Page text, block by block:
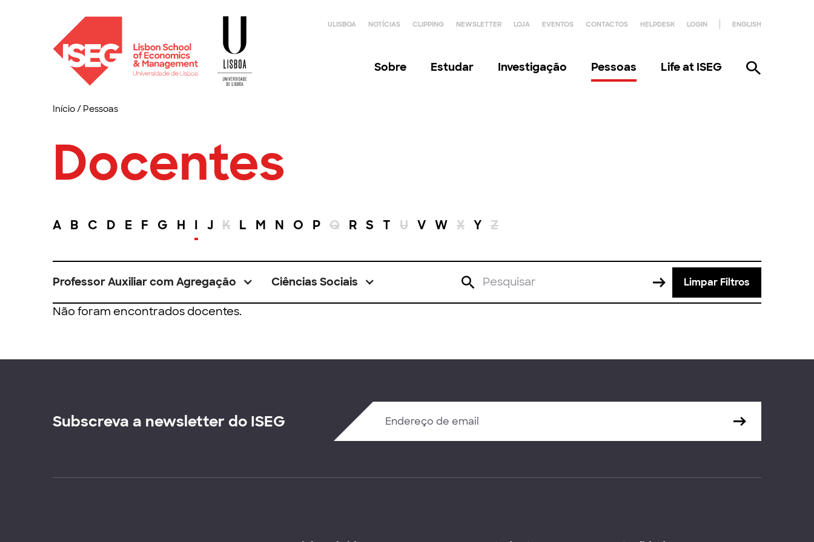
ULISBOA NOTÍCIAS CLIPPING NEWSLETTER LOJA EVENTOS CONTACTOS HELPDESK LOGIN ENGLISH
Sobre Estudar Investigação Pessoas Life at ISEG
Início/ Pessoas
Docentes
A B C D E F G H I J K L M N O P Q R S T U V W X Y Z
Professor Auxiliar com Agregação Ciências Sociais Limpar Filtros
Não foram encontrados docentes.
Subscreva a newsletter do ISEG